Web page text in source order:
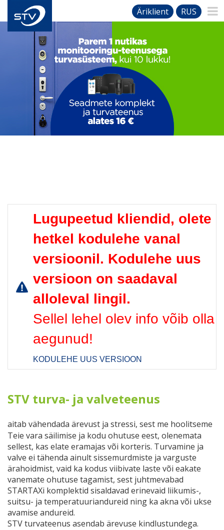
Äriklient RUS
Lugupeetud kliendid, olete
hetkel kodulehe vanal
versioonil. Kodulehe uus
versioon on saadaval
alloleval lingil.
Sellel lehel olev info võib olla
aegunud!
KODULEHE UUS VERSIOON
STV turva- ja valveteenus
aitab vähendada ärevust ja stressi, sest me hoolitseme
Teie vara säilimise ja kodu ohutuse eest, olenemata
sellest, kas elate eramajas või korteris. Turvamine ja
valve ei tähenda ainult sissemurdmiste ja varguste
ärahoidmist, vaid ka kodus viibivate laste või eakate
vanemate ohutuse tagamist, sest juhtmevabad
STARTAXi komplektid sisaldavad erinevaid liikumis-,
suitsu- ja temperatuuriandureid ning ka akna või ukse
avamise andureid.
STV turvateenus asendab ärevuse kindlustundega.